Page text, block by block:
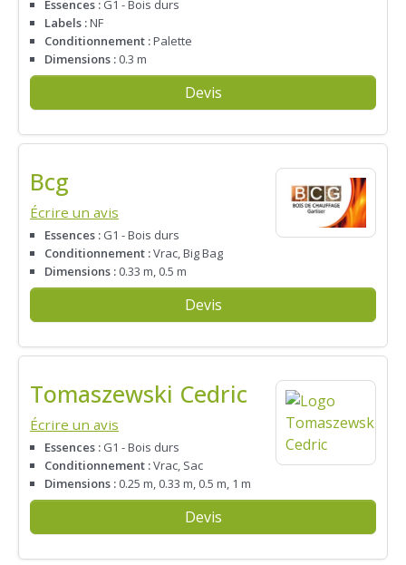
Essences : G1 - Bois durs
Labels :NF
Conditionnement :Palette
Dimensions : 0.3 m
Devis
Bcg
Écrire un avis
Essences : G1 - Bois durs
Conditionnement :Vrac, Big Bag
Dimensions : 0.33 m, 0.5 m
Devis
Tomaszewski Cedric
Écrire un avis
Essences : G1 - Bois durs
Conditionnement :Vrac, Sac
Dimensions : 0.25 m, 0.33 m, 0.5 m, 1 m
Devis